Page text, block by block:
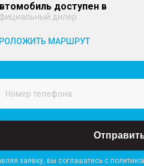
доступен в
дилер
МАРШРУТ
заявку, вы соглашатесь с